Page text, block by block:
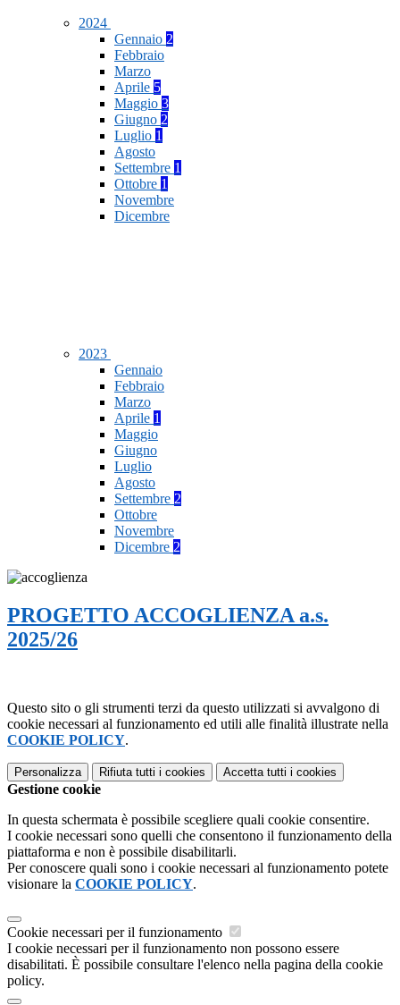
2024
Gennaio 2
Febbraio
Marzo
Aprile 5
Maggio 3
Giugno 2
Luglio 1
Agosto
Settembre 1
Ottobre 1
Novembre
Dicembre
2023
Gennaio
Febbraio
Marzo
Aprile 1
Maggio
Giugno
Luglio
Agosto
Settembre 2
Ottobre
Novembre
Dicembre 2
PROGETTO ACCOGLIENZA a.s.
2025/26
Questo sito o gli strumenti terzi da questo utilizzati si avvalgono di
cookie necessari al funzionamento ed utili alle finalità illustrate nella
COOKIE POLICY.
Personalizza Rifiuta tutti i cookies Accetta tutti i cookies
Gestione cookie
In questa schermata è possibile scegliere quali cookie consentire.
I cookie necessari sono quelli che consentono il funzionamento della
piattaforma e non è possibile disabilitarli.
Per conoscere quali sono i cookie necessari al funzionamento potete
visionare la COOKIE POLICY.
Cookie necessari per il funzionamento
I cookie necessari per il funzionamento non possono essere
disabilitati. È possibile consultare l'elenco nella pagina della cookie
policy.